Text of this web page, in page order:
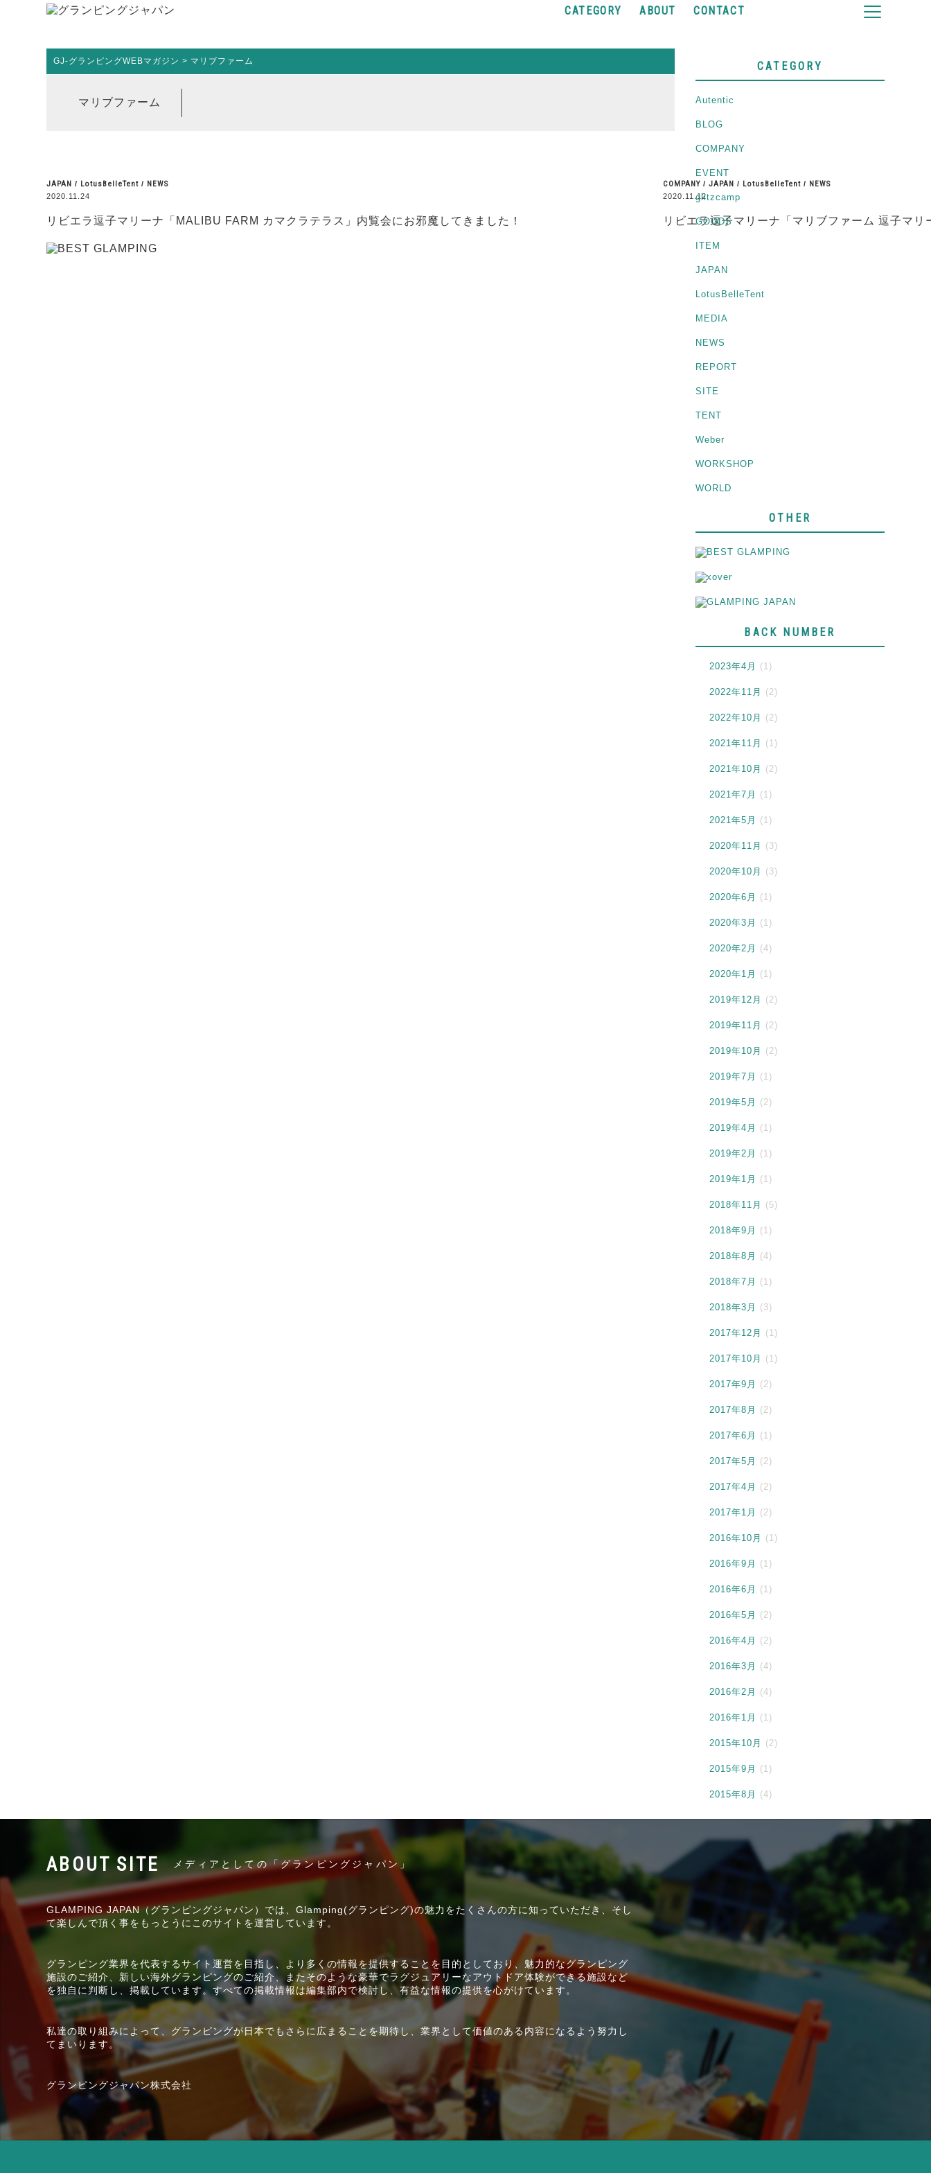
CATEGORY ABOUT CONTACT
GJ-グランピングWEBマガジン > マリブファーム
マリブファーム
JAPAN / LotusBelleTent / NEWS
2020.11.24
リビエラ逗子マリーナ「MALIBU FARM カマクラテラス」内覧会にお邪魔してきました！
COMPANY /JAPAN / LotusBelleTent / NEWS
2020.11.12
リビエラ逗子マリーナ「マリブファーム 逗子マ
CATEGORY
Autentic
BLOG
COMPANY
EVENT
glitzcamp
GOODS
ITEM
JAPAN
LotusBelleTent
MEDIA
NEWS
REPORT
SITE
TENT
Weber
WORKSHOP
WORLD
OTHER
BACK NUMBER
2023年4月 (1)
2022年11月 (2)
2022年10月 (2)
2021年11月 (1)
2021年10月 (2)
2021年7月 (1)
2021年5月 (1)
2020年11月 (3)
2020年10月 (3)
2020年6月 (1)
2020年3月 (1)
2020年2月 (4)
2020年1月 (1)
2019年12月 (2)
2019年11月 (2)
2019年10月 (2)
2019年7月 (1)
2019年5月 (2)
2019年4月 (1)
2019年2月 (1)
2019年1月 (1)
2018年11月 (5)
2018年9月 (1)
2018年8月 (4)
2018年7月 (1)
2018年3月 (3)
2017年12月 (1)
2017年10月 (1)
2017年9月 (2)
2017年8月 (2)
2017年6月 (1)
2017年5月 (2)
2017年4月 (2)
2017年1月 (2)
2016年10月 (1)
2016年9月 (1)
2016年6月 (1)
2016年5月 (2)
2016年4月 (2)
2016年3月 (4)
2016年2月 (4)
2016年1月 (1)
2015年10月 (2)
2015年9月 (1)
2015年8月 (4)
メディアとしての「グランピングジャパン」
GLAMPING JAPAN（グランピングジャパン）では、Glamping(グランピング)の魅力をたくさんの方に知っていただき、そし
て楽しんで頂く事をもっとうにこのサイトを運営しています。
グランピング業界を代表するサイト運営を目指し、より多くの情報を提供することを目的としており、魅力的なグランピング
施設のご紹介、新しい海外グランピングのご紹介、またそのような豪華でラグジュアリーなアウトドア体験ができる施設など
を独自に判断し、掲載しています。すべての掲載情報は編集部内で検討し、有益な情報の提供を心がけています。
私達の取り組みによって、グランピングが日本でもさらに広まることを期待し、業界として価値のある内容になるよう努力し
てまいります。
グランピングジャパン株式会社